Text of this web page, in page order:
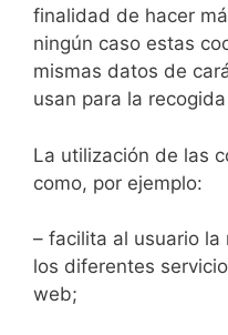
finalidad de hacer
ningún caso estas
mismas datos de
usan para la
La utilización de las
como, por ejemplo:
– facilita al usuario la
los diferentes
web;